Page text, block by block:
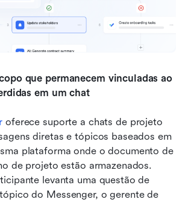
que permanecem vinculadas ao
em um chat
oferece suporte a chats de projeto
diretas e tópicos baseados em
plataforma onde o documento de
de projeto estão armazenados.
levanta uma questão de
do Messenger, o gerente de